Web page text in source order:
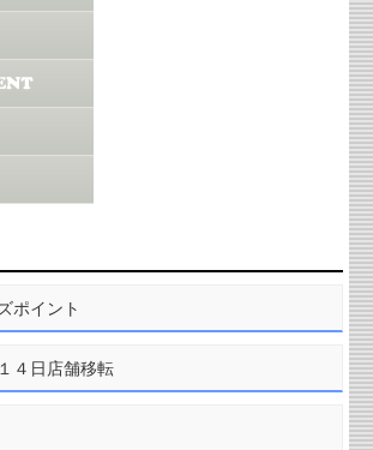
ポイント
４日店舗移転